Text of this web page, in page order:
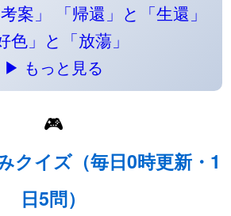
案」
「帰還」と「生還」
色」と「放蕩」
▶ もっと見る
🎮
クイズ（毎日0時更新・1
日5問）